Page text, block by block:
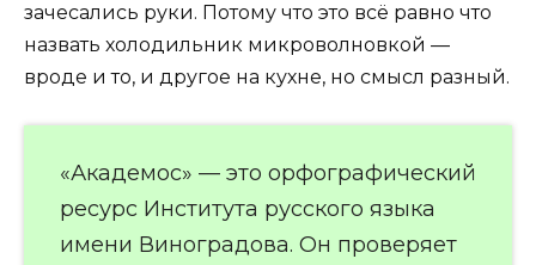
зачесались руки. Потому что это всё равно что
назвать холодильник микроволновкой —
вроде и то, и другое на кухне, но смысл разный.
«Академос» — это орфографический
ресурс Института русского языка
имени Виноградова. Он проверяет